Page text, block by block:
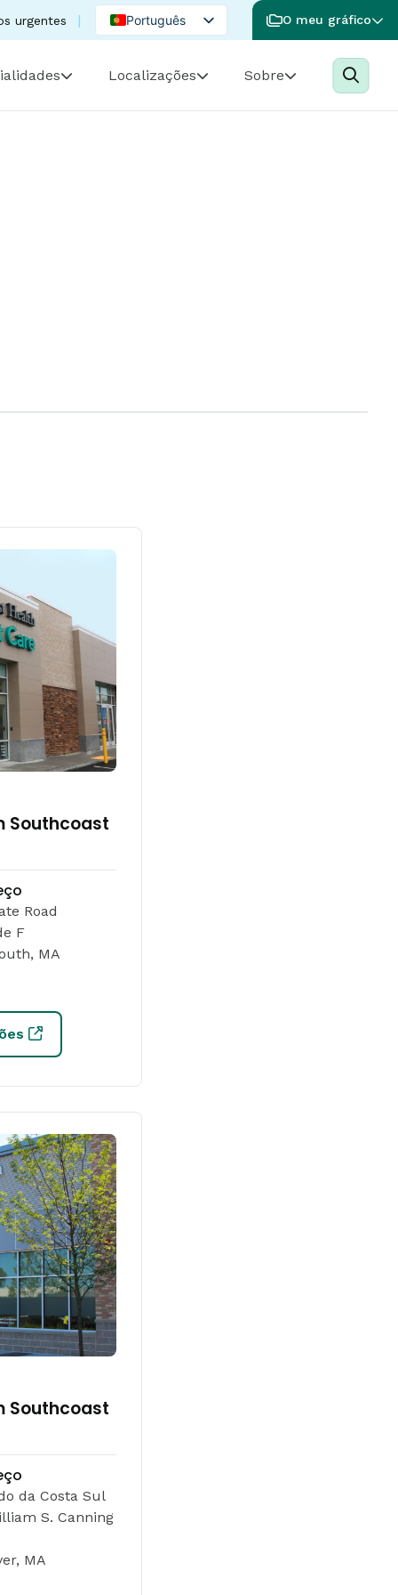
urgentes
Português
Spanish
O meu gráfico
Localizações Sobre
Southcoast
Road
F
MA
Southcoast
da Costa Sul
S. Canning
MA